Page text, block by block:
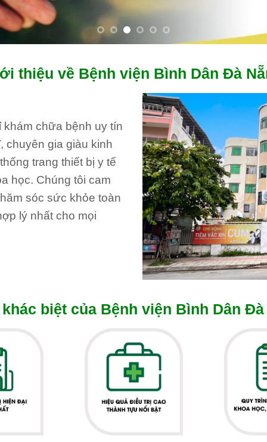
thiệu về Bệnh viện Bình Dân Đà
chữa bệnh uy tín
chuyên gia giàu kinh
trang thiết bị y tế
học. Chúng tôi cam
sóc sức khỏe toàn
lý nhất cho mọi
biệt của Bệnh viện Bình Dân Đà